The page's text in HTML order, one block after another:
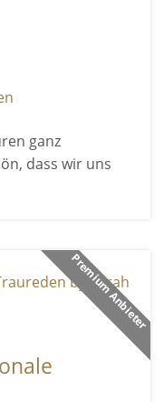
ganz
dass wir uns
Premium Anbieter